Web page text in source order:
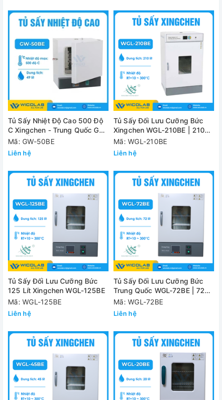
Tủ Sấy Nhiệt Độ Cao 500 Độ
C Xingchen - Trung Quốc GW-
50BE | 50 Lít
Mã: GW-50BE
Liên hệ
Tủ Sấy Đối Lưu Cưỡng Bức
Xingchen WGL-210BE | 210
Lít
Mã: WGL-210BE
Liên hệ
Tủ Sấy Đối Lưu Cưỡng Bức
125 Lít Xingchen WGL-125BE
Mã: WGL-125BE
Liên hệ
Tủ Sấy Đối Lưu Cưỡng Bức
Trung Quốc WGL-72BE | 72
Lít
Mã: WGL-72BE
Liên hệ